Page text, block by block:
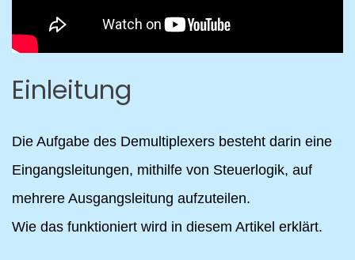
Einleitung
Die Aufgabe des Demultiplexers besteht darin eine
Eingangsleitungen, mithilfe von Steuerlogik, auf
mehrere Ausgangsleitung aufzuteilen.
Wie das funktioniert wird in diesem Artikel erklärt.